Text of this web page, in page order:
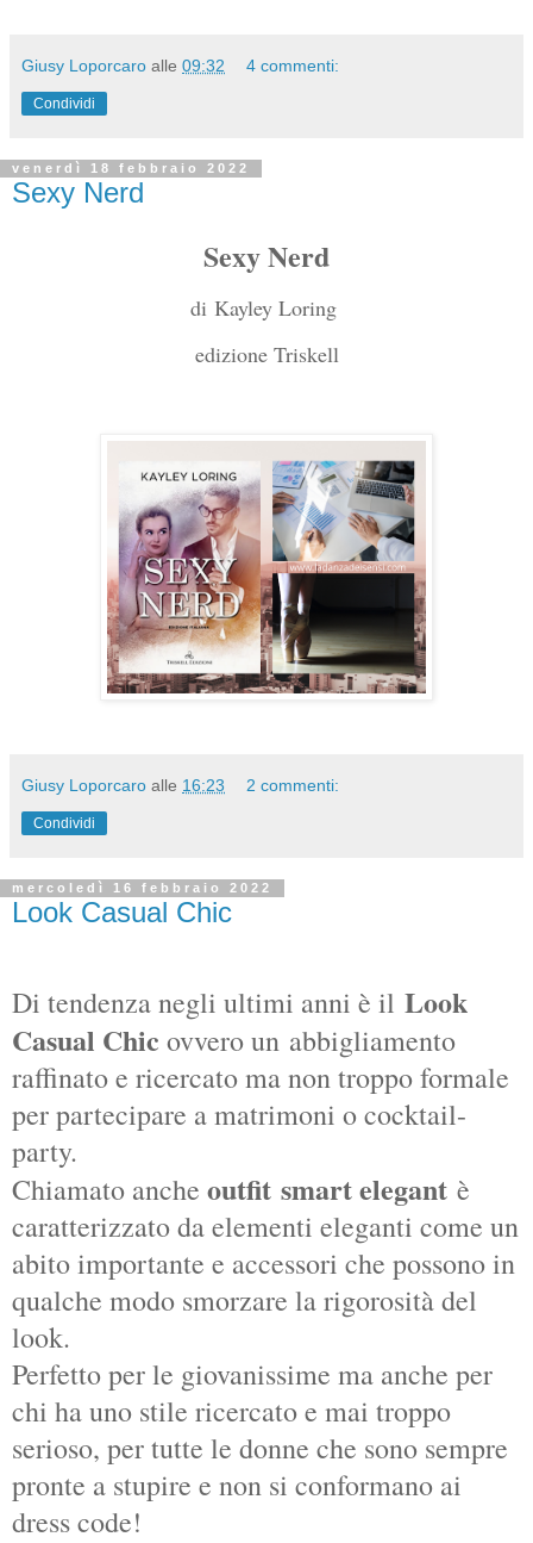
Giusy Loporcaro alle 09:32 4 commenti:
Condividi
venerdì 18 febbraio 2022
Sexy Nerd
Sexy Nerd
di Kayley Loring
edizione Triskell
Giusy Loporcaro alle 16:23 2 commenti:
Condividi
mercoledì 16 febbraio 2022
Look Casual Chic
Di tendenza negli ultimi anni è il Look
Casual Chic ovvero un abbigliamento
raffinato e ricercato ma non troppo formale
per partecipare a matrimoni o cocktail-
party.
Chiamato anche outfit smart elegant è
caratterizzato da elementi eleganti come un
abito importante e accessori che possono in
qualche modo smorzare la rigorosità del
look.
Perfetto per le giovanissime ma anche per
chi ha uno stile ricercato e mai troppo
serioso, per tutte le donne che sono sempre
pronte a stupire e non si conformano ai
dress code!